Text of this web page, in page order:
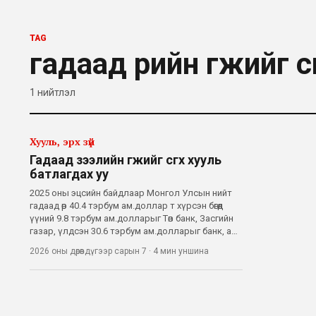
TAG
гадаад өрийн өгөөжийг
1 нийтлэл
Хууль, эрх зүй
Гадаад зээлийн өгөөжийг өсгөх хууль
батлагдах уу
2025 оны эцсийн байдлаар Монгол Улсын нийт
гадаад өр 40.4 тэрбум ам.доллар т хүрсэн бөгөөд
үүний 9.8 тэрбум ам.долларыг Төв банк, Засгийн
газар, үлдсэн 30.6 тэрбум ам.долларыг банк, аж
уурхайн болон хувийн сектор гадаад
санхүүжилтийн гол хэрэглэгч болжээ.
2026 оны дөрөвдүгээр сарын 7 · 4 мин уншина